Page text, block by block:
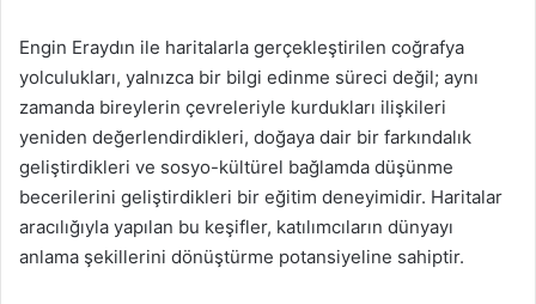
Engin Eraydın ile haritalarla gerçekleştirilen coğrafya
yolculukları, yalnızca bir bilgi edinme süreci değil; aynı
zamanda bireylerin çevreleriyle kurdukları ilişkileri
yeniden değerlendirdikleri, doğaya dair bir farkındalık
geliştirdikleri ve sosyo-kültürel bağlamda düşünme
becerilerini geliştirdikleri bir eğitim deneyimidir. Haritalar
aracılığıyla yapılan bu keşifler, katılımcıların dünyayı
anlama şekillerini dönüştürme potansiyeline sahiptir.